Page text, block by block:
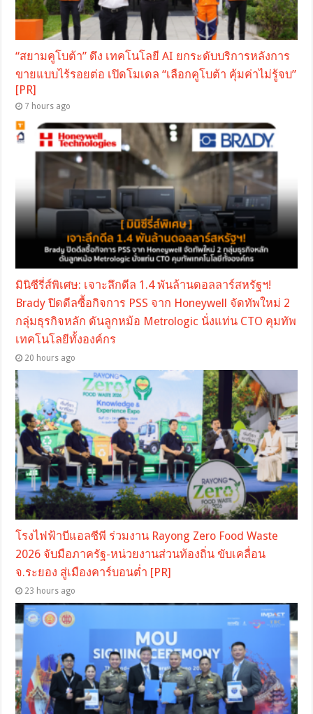
“สยามคูโบต้า” ดึง เทคโนโลยี AI ยกระดับบริการหลังการ
ขายแบบไร้รอยต่อ เปิดโมเดล “เลือกคูโบต้า คุ้มค่าไม่รู้จบ”
[PR]
7 hours ago
มินิซีรี่ส์พิเศษ: เจาะลึกดีล 1.4 พันล้านดอลลาร์สหรัฐฯ!
Brady ปิดดีลซื้อกิจการ PSS จาก Honeywell จัดทัพใหม่ 2
กลุ่มธุรกิจหลัก ดันลูกหม้อ Metrologic นั่งแท่น CTO คุมทัพ
เทคโนโลยีทั้งองค์กร
20 hours ago
โรงไฟฟ้าบีแอลซีพี ร่วมงาน Rayong Zero Food Waste
2026 จับมือภาครัฐ-หน่วยงานส่วนท้องถิ่น ขับเคลื่อน
จ.ระยอง สู่เมืองคาร์บอนต่ำ [PR]
23 hours ago